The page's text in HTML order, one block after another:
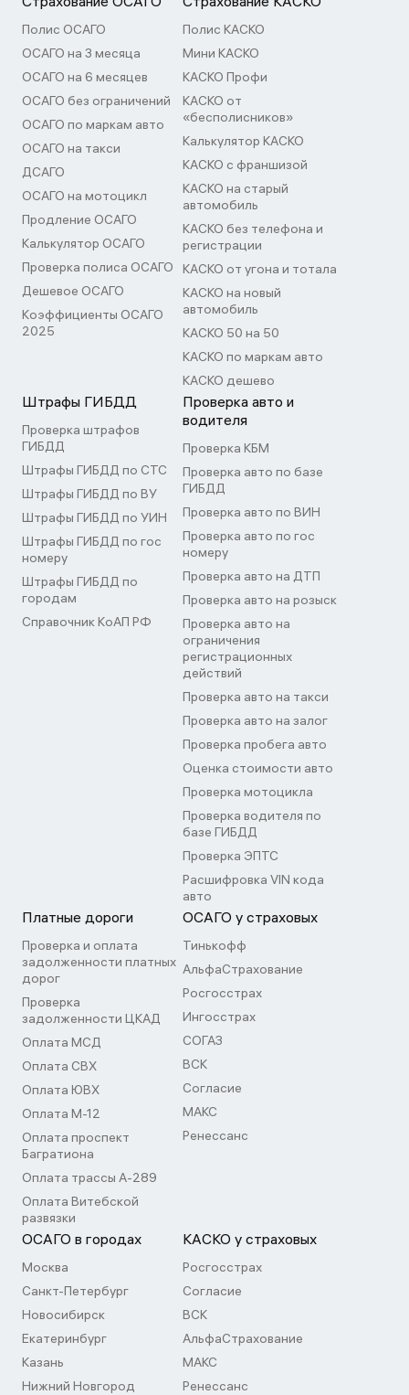
Полис ОСАГО
ОСАГО на 3 месяца
ОСАГО на 6 месяцев
ОСАГО без ограничений
ОСАГО по маркам авто
ОСАГО на такси
ДСАГО
ОСАГО на мотоцикл
Продление ОСАГО
Калькулятор ОСАГО
Проверка полиса ОСАГО
Дешевое ОСАГО
Коэффициенты ОСАГО
2025
Полис КАСКО
Мини КАСКО
КАСКО Профи
КАСКО от
«бесполисников»
Калькулятор КАСКО
КАСКО с франшизой
КАСКО на старый
автомобиль
КАСКО без телефона и
регистрации
КАСКО от угона и тотала
КАСКО на новый
автомобиль
КАСКО 50 на 50
КАСКО по маркам авто
КАСКО дешево
Штрафы ГИБДД
Проверка штрафов
ГИБДД
Штрафы ГИБДД по СТС
Штрафы ГИБДД по ВУ
Штрафы ГИБДД по УИН
Штрафы ГИБДД по гос
номеру
Штрафы ГИБДД по
городам
Справочник КоАП РФ
Проверка авто и
водителя
Проверка КБМ
Проверка авто по базе
ГИБДД
Проверка авто по ВИН
Проверка авто по гос
номеру
Проверка авто на ДТП
Проверка авто на розыск
Проверка авто на
ограничения
регистрационных
действий
Проверка авто на такси
Проверка авто на залог
Проверка пробега авто
Оценка стоимости авто
Проверка мотоцикла
Проверка водителя по
базе ГИБДД
Проверка ЭПТС
Расшифровка VIN кода
авто
Платные дороги
Проверка и оплата
задолженности платных
дорог
Проверка
задолженности ЦКАД
Оплата МСД
Оплата СВХ
Оплата ЮВХ
Оплата М-12
Оплата проспект
Багратиона
Оплата трассы А-289
Оплата Витебской
развязки
ОСАГО у страховых
Тинькофф
АльфаСтрахование
Росгосстрах
Ингосстрах
СОГАЗ
ВСК
Согласие
МАКС
Ренессанс
ОСАГО в городах
Москва
Санкт-Петербург
Новосибирск
Екатеринбург
Казань
Нижний Новгород
КАСКО у страховых
Росгосстрах
Согласие
ВСК
АльфаСтрахование
МАКС
Ренессанс